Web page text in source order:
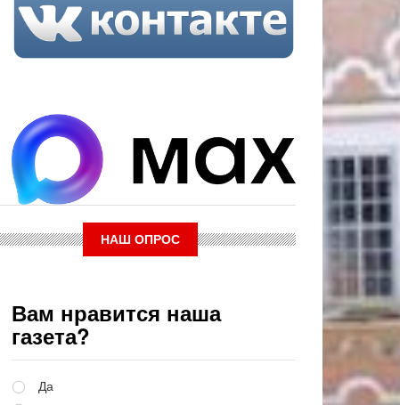
НАШ ОПРОС
Вам нравится наша
газета?
Да